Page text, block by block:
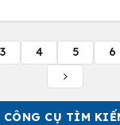
CÔNG CỤ TÌM
3 4 5 6